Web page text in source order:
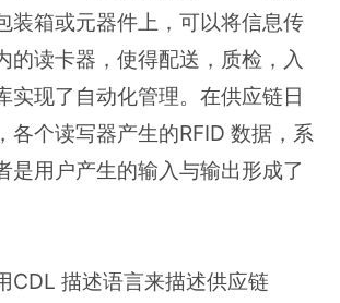
装箱或元器件上，可以将信息传
的读卡器，使得配送，质检，入
实现了自动化管理。在供应链日
各个读写器产生的RFID 数据，系
是用户产生的输入与输出形成了
描述语言来描述供应链